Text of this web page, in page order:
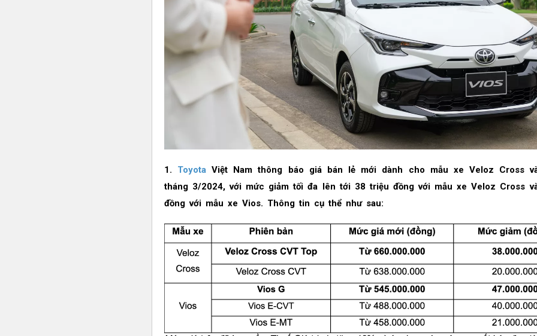
1. Toyota Việt Nam thông báo giá bán lẻ mới dành cho mẫu xe Veloz Cross
tháng 3/2024, với mức giảm tối đa lên tới 38 triệu đồng với mẫu xe Veloz Cross
đồng với mẫu xe Vios. Thông tin cụ thể như sau: